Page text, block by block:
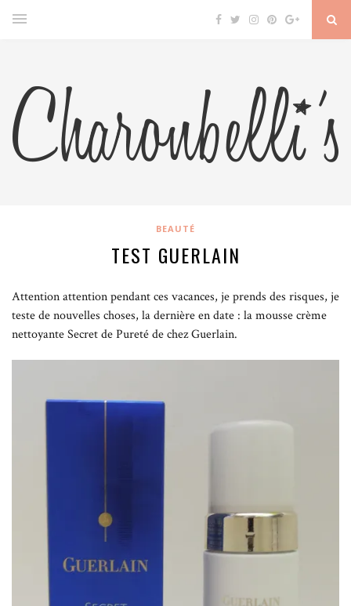
BEAUTÉ
TEST GUERLAIN
Attention attention pendant ces vacances, je prends des risques, je
teste de nouvelles choses, la dernière en date : la mousse crème
nettoyante Secret de Pureté de chez Guerlain.